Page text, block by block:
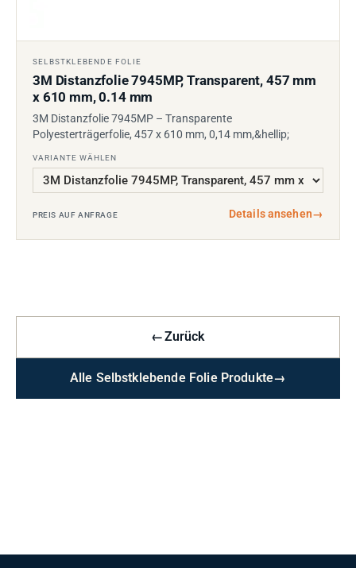
SELBSTKLEBENDE FOLIE
3M Distanzfolie 7945MP, Transparent, 457 mm
x 610 mm, 0.14 mm
3M Distanzfolie 7945MP – Transparente
Polyesterträgerfolie, 457 x 610 mm, 0,14 mm,&hellip;
VARIANTE WÄHLEN
PREIS AUF ANFRAGE Details ansehen→
←Zurück
Alle Selbstklebende Folie Produkte→